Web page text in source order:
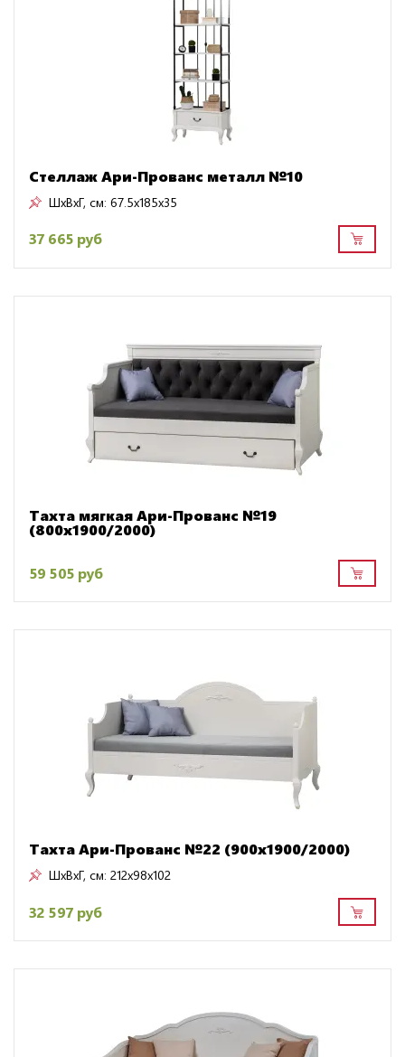
Стеллаж Ари-Прованс металл №10
ШxВxГ, см: 67.5x185x35
37 665 руб
Тахта мягкая Ари-Прованс №19
(800х1900/2000)
59 505 руб
Тахта Ари-Прованс №22 (900х1900/2000)
ШxВxГ, см: 212x98x102
32 597 руб